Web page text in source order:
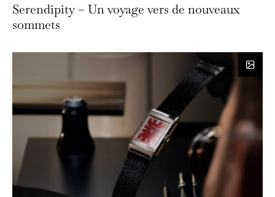
Serendipity – Un voyage vers de nouveaux
sommets